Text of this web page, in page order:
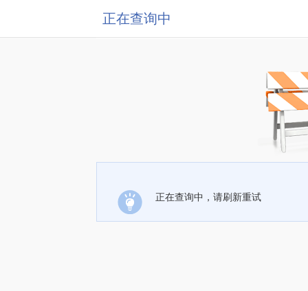
正在查询中
正在查询中，请刷新重试